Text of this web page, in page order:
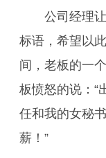
公司经理
标语，希望以
间，老板的一
板愤怒的说：“
任和我的女秘
薪！”